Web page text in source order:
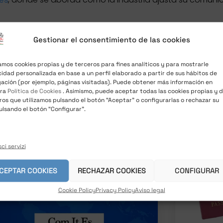
Gestionar el consentimiento de las cookies
cookies propias y de terceros para fines analíticos y para mostrarle
personalizada en base a un perfil elaborado a partir de sus hábitos de
(por ejemplo, páginas visitadas). Puede obtener más información en
Política de Cookies. Asimismo, puede aceptar todas las cookies propias y
que utilizamos pulsando el botón “Aceptar” o configurarlas o rechazar su
el botón “Configurar”.
servizi
COOKIES RECHAZAR COOKIES CONFIGURAR
Cookie PolicyPrivacy PolicyAviso legal
NOTIZIE D'INTERESSE